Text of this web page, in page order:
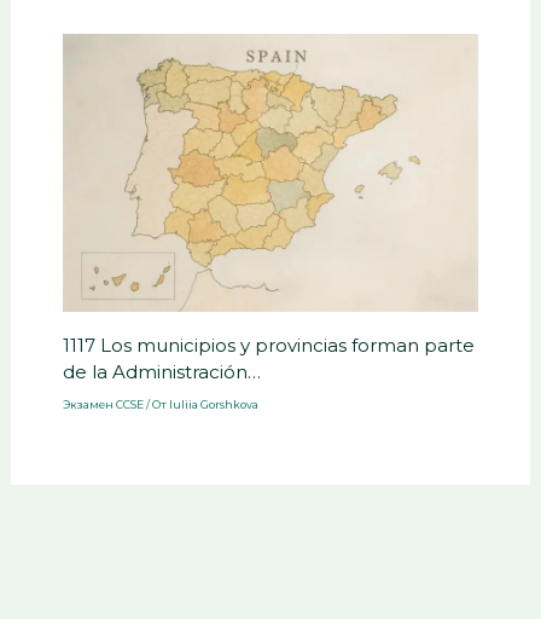
1117 Los municipios y provincias forman parte
de la Administración…
Экзамен CCSE/ От Iuliia Gorshkova